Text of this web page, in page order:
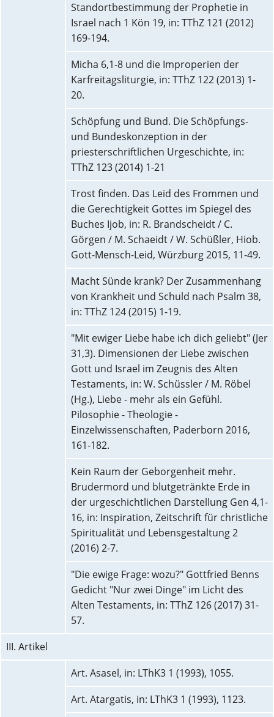
Standortbestimmung der Prophetie in
Israel nach 1 Kön 19, in: TThZ 121 (2012)
169-194.
Micha 6,1-8 und die Improperien der
Karfreitagsliturgie, in: TThZ 122 (2013) 1-
20.
Schöpfung und Bund. Die Schöpfungs-
und Bundeskonzeption in der
priesterschriftlichen Urgeschichte, in:
TThZ 123 (2014) 1-21
Trost finden. Das Leid des Frommen und
die Gerechtigkeit Gottes im Spiegel des
Buches Ijob, in: R. Brandscheidt / C.
Görgen / M. Schaeidt / W. Schüßler, Hiob.
Gott-Mensch-Leid, Würzburg 2015, 11-49.
Macht Sünde krank? Der Zusammenhang
von Krankheit und Schuld nach Psalm 38,
in: TThZ 124 (2015) 1-19.
"Mit ewiger Liebe habe ich dich geliebt" (Jer
31,3). Dimensionen der Liebe zwischen
Gott und Israel im Zeugnis des Alten
Testaments, in: W. Schüssler / M. Röbel
(Hg.), Liebe - mehr als ein Gefühl.
Pilosophie - Theologie -
Einzelwissenschaften, Paderborn 2016,
161-182.
Kein Raum der Geborgenheit mehr.
Brudermord und blutgetränkte Erde in
der urgeschichtlichen Darstellung Gen 4,1-
16, in: Inspiration, Zeitschrift für christliche
Spiritualität und Lebensgestaltung 2
(2016) 2-7.
"Die ewige Frage: wozu?" Gottfried Benns
Gedicht "Nur zwei Dinge" im Licht des
Alten Testaments, in: TThZ 126 (2017) 31-
57.
III. Artikel
Art. Asasel, in: LThK3 1 (1993), 1055.
Art. Atargatis, in: LThK3 1 (1993), 1123.